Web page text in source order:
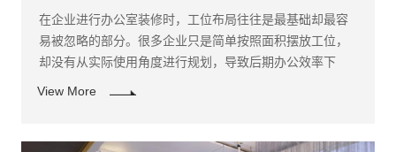
​在企业进行办公室装修时，工位布局往往是最基础却最容
易被忽略的部分。很多企业只是简单按照面积摆放工位，
却没有从实际使用角度进行规划，导致后期办公效率下
降。因此，科学的工位布局非常关键。
View More